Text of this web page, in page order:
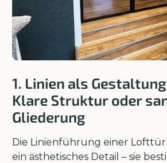
1. Linien als
Klare Struktur oder
Gliederung
Die Linienführung einer Lofttür
ein ästhetisches Detail – sie